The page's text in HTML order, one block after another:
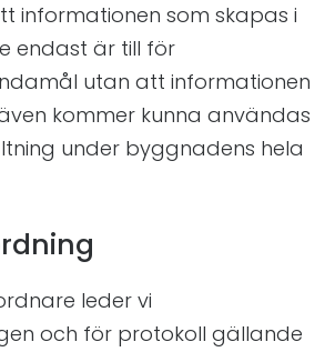
informationen som skapas i
endast är till för
utan att informationen
kommer kunna användas
under byggnadens hela
leder vi
och för protokoll gällande